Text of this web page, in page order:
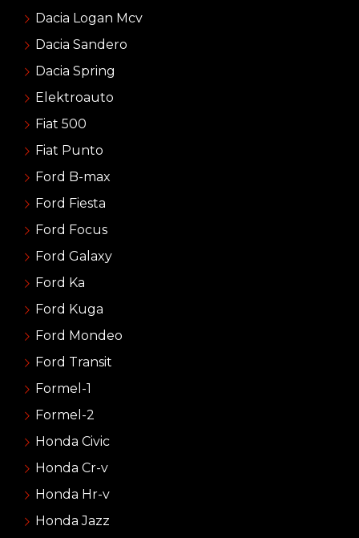
Dacia Logan Mcv
Dacia Sandero
Dacia Spring
Elektroauto
Fiat 500
Fiat Punto
Ford B-max
Ford Fiesta
Ford Focus
Ford Galaxy
Ford Ka
Ford Kuga
Ford Mondeo
Ford Transit
Formel-1
Formel-2
Honda Civic
Honda Cr-v
Honda Hr-v
Honda Jazz